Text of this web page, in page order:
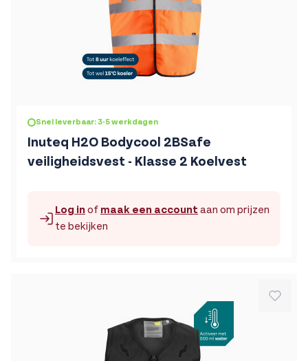
Snel leverbaar: 3-5 werkdagen
Inuteq H2O Bodycool 2BSafe
veiligheidsvest - Klasse 2 Koelvest
De prijs is afhankelijk van de gekozen opties op de
Log inof maak een account aan om prijzen
te bekijken